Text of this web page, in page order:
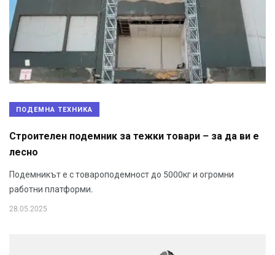
ПОДЕМНА ТЕХНИКА
Строителен подемник за тежки товари – за да ви е
лесно
Подемникът е с товароподемност до 5000кг и огромни
работни платформи.
28.05.2025